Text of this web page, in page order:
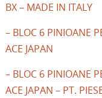
BX – MADE IN ITALY
– BLOC 6 PINIOANE
ACE JAPAN
– BLOC 6 PINIOANE
ACE JAPAN – PT.